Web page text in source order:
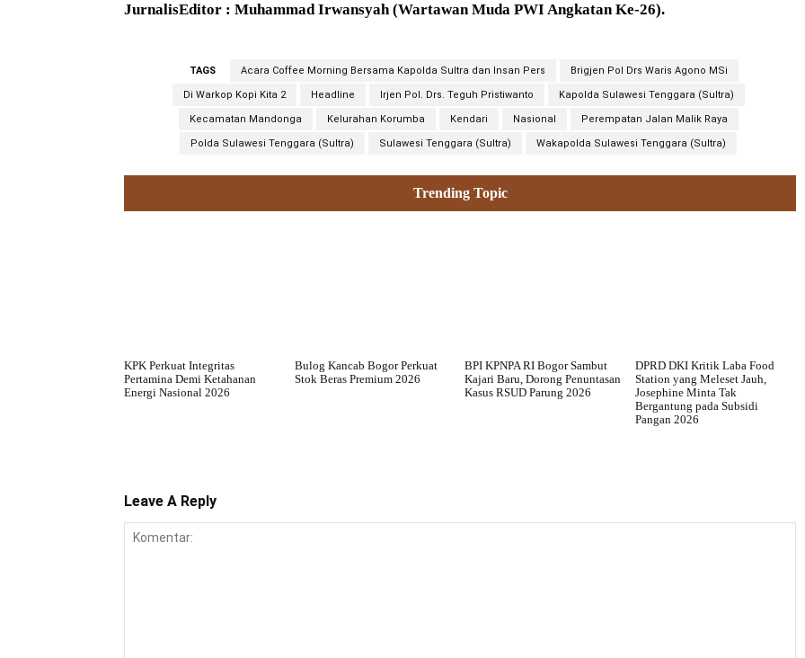
JurnalisEditor : Muhammad Irwansyah (Wartawan Muda PWI Angkatan Ke-26).
TAGS Acara Coffee Morning Bersama Kapolda Sultra dan Insan Pers Brigjen Pol Drs Waris Agono MSi
Di Warkop Kopi Kita 2 Headline Irjen Pol. Drs. Teguh Pristiwanto Kapolda Sulawesi Tenggara (Sultra)
Kecamatan Mandonga Kelurahan Korumba Kendari Nasional Perempatan Jalan Malik Raya
Polda Sulawesi Tenggara (Sultra) Sulawesi Tenggara (Sultra) Wakapolda Sulawesi Tenggara (Sultra)
Trending Topic
KPK Perkuat Integritas
Pertamina Demi Ketahanan
Energi Nasional 2026
Bulog Kancab Bogor Perkuat
Stok Beras Premium 2026
BPI KPNPA RI Bogor Sambut
Kajari Baru, Dorong Penuntasan
Kasus RSUD Parung 2026
DPRD DKI Kritik Laba Food
Station yang Meleset Jauh,
Josephine Minta Tak
Bergantung pada Subsidi
Pangan 2026
Leave A Reply